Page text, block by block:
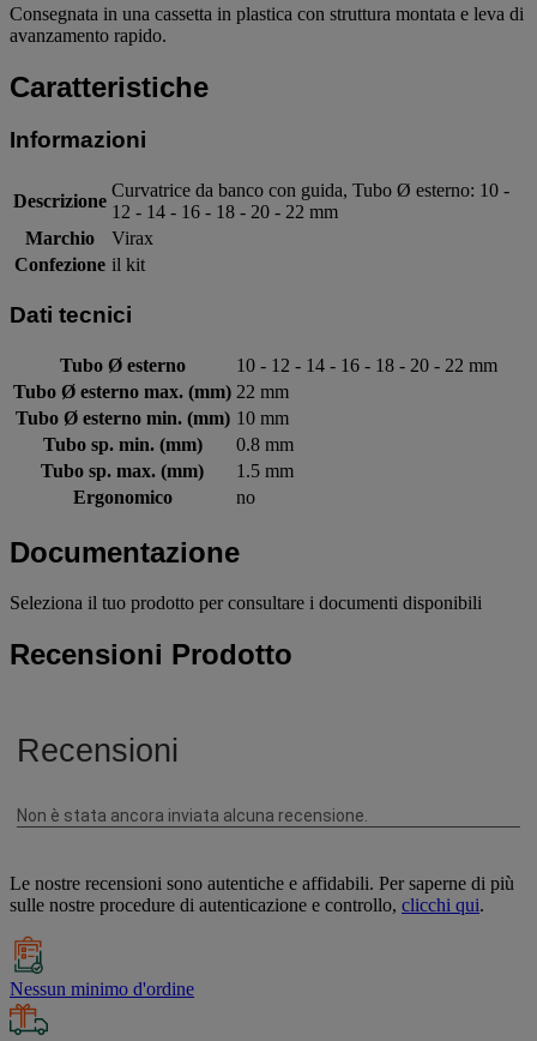
Consegnata in una cassetta in plastica con struttura montata e leva di
avanzamento rapido.
Caratteristiche
Informazioni
Descrizione
Curvatrice da banco con guida, Tubo Ø esterno: 10 -
12 - 14 - 16 - 18 - 20 - 22 mm
Marchio
Virax
Confezione il kit
Dati tecnici
Tubo Ø esterno
10 - 12 - 14 - 16 - 18 - 20 - 22 mm
Tubo Ø esterno max. (mm) 22 mm
Tubo Ø esterno min. (mm) 10 mm
Tubo sp. min. (mm)
0.8 mm
Tubo sp. max. (mm)
1.5 mm
Ergonomico
no
Documentazione
Seleziona il tuo prodotto per consultare i documenti disponibili
Recensioni Prodotto
Le nostre recensioni sono autentiche e affidabili. Per saperne di più
sulle nostre procedure di autenticazione e controllo, clicchi qui.
Nessun minimo d'ordine